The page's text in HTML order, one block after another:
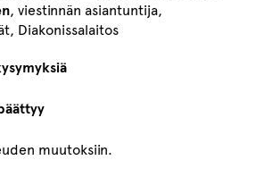
, viestinnän asiantuntija,
Diakonissalaitos
muutoksiin.